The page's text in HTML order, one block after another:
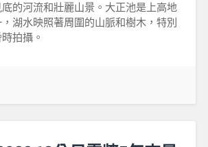
的河流和壯麗山景。大正池是上高地
湖水映照著周圍的山脈和樹木，特別
拍攝。